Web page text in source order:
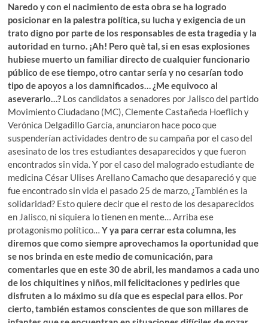
Naredo y con el nacimiento de esta obra se ha logrado
posicionar en la palestra política, su lucha y exigencia de un
trato digno por parte de los responsables de esta tragedia y la
autoridad en turno. ¡Ah! Pero què tal, si en esas explosiones
hubiese muerto un familiar directo de cualquier funcionario
público de ese tiempo, otro cantar sería y no cesarían todo
tipo de apoyos a los damnificados… ¿Me equivoco al
aseverarlo…? Los candidatos a senadores por Jalisco del partido
Movimiento Ciudadano (MC), Clemente Castañeda Hoeflich y
Verónica Delgadillo García, anunciaron hace poco que
suspenderían actividades dentro de su campaña por el caso del
asesinato de los tres estudiantes desaparecidos y que fueron
encontrados sin vida. Y por el caso del malogrado estudiante de
medicina César Ulises Arellano Camacho que desapareció y que
fue encontrado sin vida el pasado 25 de marzo, ¿También es la
solidaridad? Esto quiere decir que el resto de los desaparecidos
en Jalisco, ni siquiera lo tienen en mente… Arriba ese
protagonismo político…Y ya para cerrar esta columna, les
diremos que como siempre aprovechamos la oportunidad que
se nos brinda en este medio de comunicación, para
comentarles que en este 30 de abril, les mandamos a cada uno
de los chiquitines y niños, mil felicitaciones y pedirles que
disfruten a lo máximo su día que es especial para ellos. Por
cierto, también estamos conscientes de que son millares de